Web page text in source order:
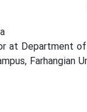
at Department
Farhangian